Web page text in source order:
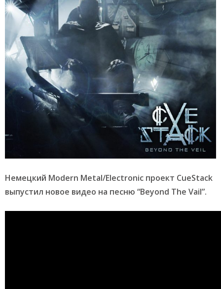
Немецкий Modern Metal/Electronic проект CueStack
выпустил новое видео на песню “Beyond The Vail”.